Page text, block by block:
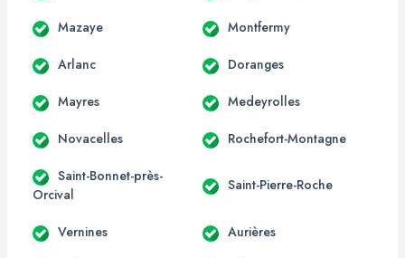
Mazaye Montfermy
Arlanc Doranges
Mayres Medeyrolles
Novacelles Rochefort-Montagne
Saint-Bonnet-près-
Orcival
Saint-Pierre-Roche
Vernines Aurières